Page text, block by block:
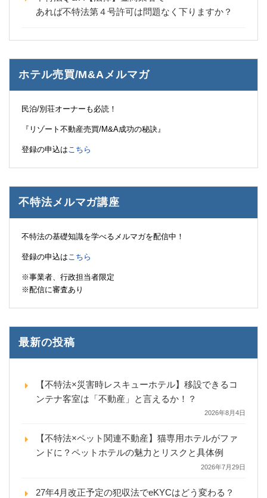
あれば不特法第４号許可は問題なく下りますか？
ホテル売買/M&Aメルマガ
民泊/別荘オーナーも必読！
『リゾート不動産売買/M&A成功の秘訣』
登録の申込は こちら
不特法メルマガ講座
不特法の基礎知識を学べるメルマガを配信中！
登録の申込は こちら
※事業者、行政担当者限定
※配信に審査あり
最新の投稿
【不特法×災害時レスキューホテル】移設できるコ
ンテナ客室は「不動産」と言えるか！？
2026年8月4日
【不特法×ペット関連不動産】猫専用ホテルがファ
ンドに？ペットホテルの魅力とリスクと具体例
2026年7月29日
27年4月改正予定の犯収法でeKYCはどう変わる？